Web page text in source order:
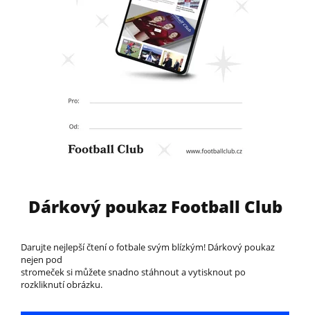
Dárkový poukaz Football Club
Darujte nejlepší čtení o fotbale svým blízkým! Dárkový poukaz
nejen pod
stromeček si můžete snadno stáhnout a vytisknout po
rozkliknutí obrázku.